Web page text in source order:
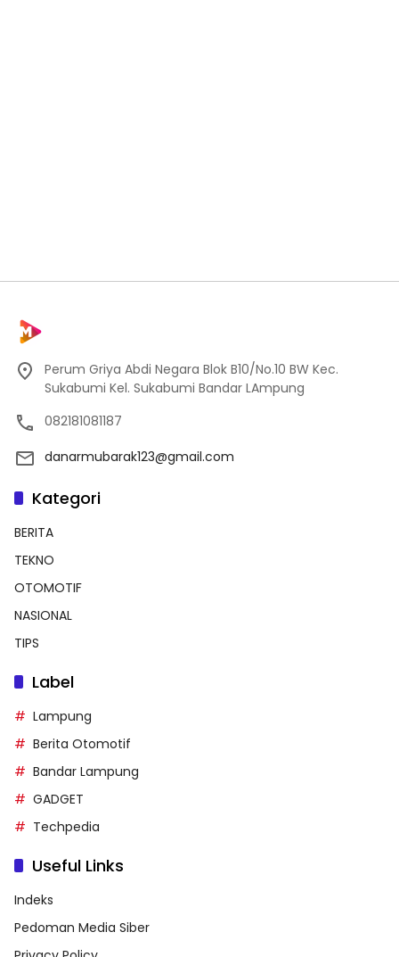
Perum Griya Abdi Negara Blok B10/No.10 BW Kec.
Sukabumi Kel. Sukabumi Bandar LAmpung
082181081187
danarmubarak123@gmail.com
Kategori
BERITA
TEKNO
OTOMOTIF
NASIONAL
TIPS
Label
Lampung
Berita Otomotif
Bandar Lampung
GADGET
Techpedia
Useful Links
Indeks
Pedoman Media Siber